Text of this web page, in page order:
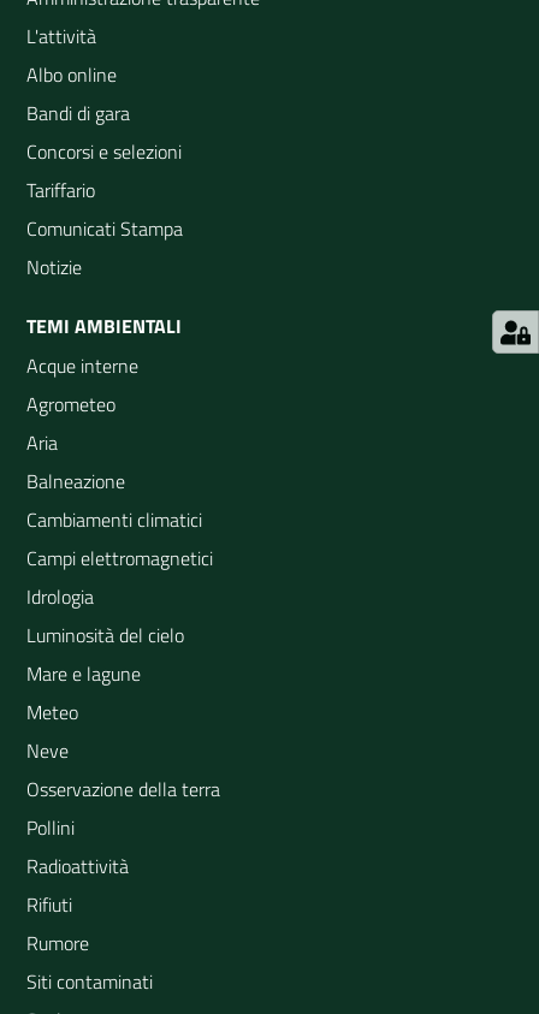
L'attività
Albo online
Bandi di gara
Concorsi e selezioni
Tariffario
Comunicati Stampa
Notizie
TEMI AMBIENTALI
Acque interne
Agrometeo
Aria
Balneazione
Cambiamenti climatici
Campi elettromagnetici
Idrologia
Luminosità del cielo
Mare e lagune
Meteo
Neve
Osservazione della terra
Pollini
Radioattività
Rifiuti
Rumore
Siti contaminati